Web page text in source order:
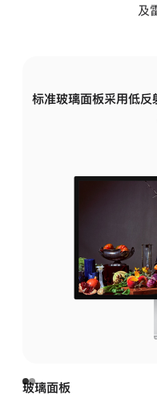
及
标准玻璃面板采用低反
玻璃面板